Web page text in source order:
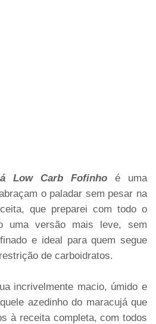
Low Carb Fofinho
é uma
o paladar sem pesar na
que preparei com todo o
uma versão mais leve, sem
e ideal para quem segue
de carboidratos.
incrivelmente macio, úmido e
azedinho do maracujá que
à receita completa, com todos